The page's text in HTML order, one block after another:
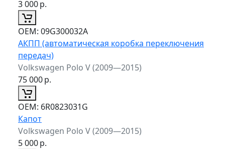
3 000р.
ОЕМ: 09G300032A
АКПП (автоматическая коробка переключения
передач)
Volkswagen Polo V (2009—2015)
75 000р.
ОЕМ: 6R0823031G
Капот
Volkswagen Polo V (2009—2015)
5 000р.